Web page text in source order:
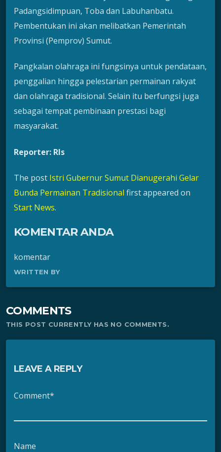
Padangsidimpuan, Toba dan Labuhanbatu.
Pembentukan ini akan melibatkan Pemerintah
Provinsi (Pemprov) Sumut.
Pangkalan olahraga ini fungsinya untuk pendataan,
penggalian hingga pelestarian permainan rakyat
dan olahraga tradisional. Selain itu berfungsi juga
sebagai tempat pembinaan prestasi bagi
masyarakat.
Reporter: Rls
The post Istri Gubernur Sumut Dianugerahi Gelar
Bunda Permainan Tradisional first appeared on
Start News.
KOMENTAR ANDA
komentar
WRITTEN BY
COMMENTS
THIS POST CURRENTLY HAS NO COMMENTS.
LEAVE A REPLY
Comment*
Name